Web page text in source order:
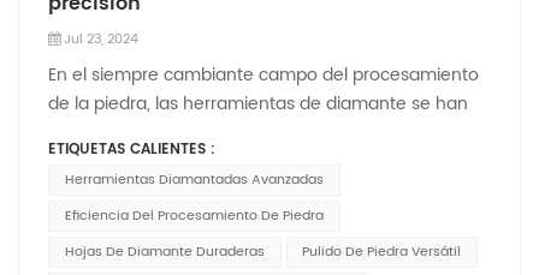
Jul 23, 2024
En el siempre cambiante campo del procesamiento
de la piedra, las herramientas de diamante se han
avances recientes, estas herramientas se han vuelto
aún más eficientes y precisas, lo que ha impulsado
mejoras significativas en la productividad y la ca...
ETIQUETAS CALIENTES :
Herramientas Diamantadas Avanzadas
Eficiencia Del Procesamiento De Piedra
Hojas De Diamante Duraderas
Pulido De Piedra Versátil